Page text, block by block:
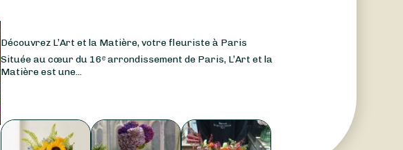
Découvrez L’Art et la Matière, votre fleuriste à Paris
Située au cœur du 16ᵉ arrondissement de Paris, L’Art et la
Matière est une...